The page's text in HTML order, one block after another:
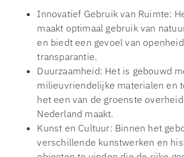
Innovatief Gebruik van Ruimte:
maakt optimaal gebruik van
en biedt een gevoel van
transparantie.
Duurzaamheid: Het is gebouwd
milieuvriendelijke materialen en
het een van de groenste
Nederland maakt.
Kunst en Cultuur: Binnen het
verschillende kunstwerken en